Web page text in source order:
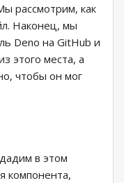
рассмотрим, как
Наконец, мы
Deno на GitHub и
этого места, а
чтобы он мог
в этом
компонента,